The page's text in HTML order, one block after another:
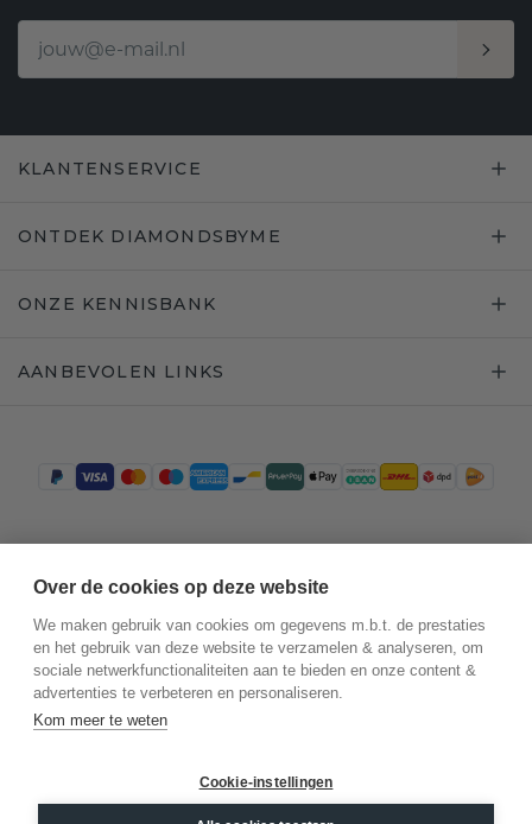
KLANTENSERVICE
ONTDEK DIAMONDSBYME
ONZE KENNISBANK
AANBEVOLEN LINKS
©2026.DiamondsByMe
Over de cookies op deze website
We maken gebruik van cookies om gegevens m.b.t. de prestaties
en het gebruik van deze website te verzamelen & analyseren, om
sociale netwerkfunctionaliteiten aan te bieden en onze content &
advertenties te verbeteren en personaliseren.
Kom meer te weten
Cookie-instellingen